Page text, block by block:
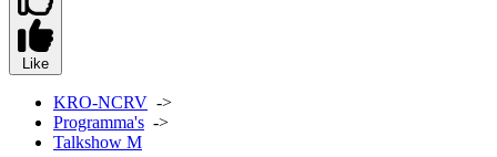
Like
KRO-NCRV ->
Programma's ->
Talkshow M